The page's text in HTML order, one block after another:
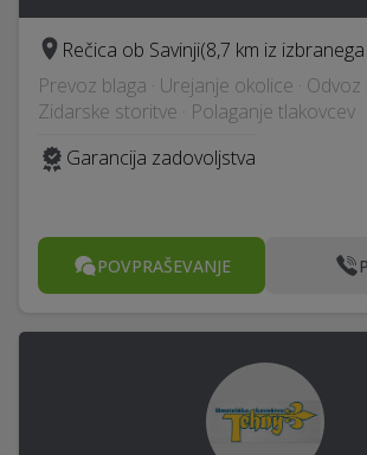
Rečica ob Savinji(8,7 km iz
Prevoz blaga · Urejanje okolice · Odvoz
Zidarske storitve · Polaganje tlakovcev
Garancija zadovoljstva
POVPRAŠEVANJE